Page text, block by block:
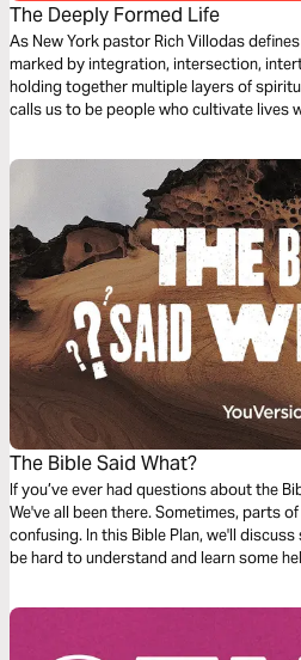
The Deeply Formed Life
As New York pastor Rich Villodas
marked by integration, intersection,
holding together multiple layers of
calls us to be people who cultivate lives
bodies and sexuality as gifts to steward.
The Bible Said What?
If you’ve ever had questions about the
We've all been there. Sometimes, parts
confusing. In this Bible Plan, we'll
be hard to understand and learn some